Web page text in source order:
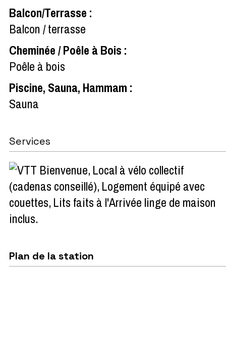
Balcon/Terrasse :
Balcon / terrasse
Cheminée / Poêle à Bois :
Poêle à bois
Piscine, Sauna, Hammam :
Sauna
Services
Local à vélo collectif
(cadenas conseillé) Logement équipé avec
couettes Lits faits à l'Arrivée linge de maison
inclus
Plan de la station